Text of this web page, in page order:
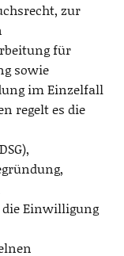
zur
für
sowie
im Einzelfall
regelt es die
Einwilligung